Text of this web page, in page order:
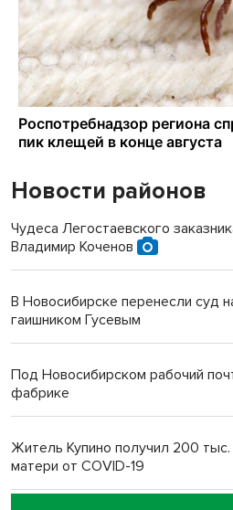
Новости районов
Чудеса Легостаевского
Владимир Коченов
В Новосибирске перенесли суд
гаишником Гусевым
Под Новосибирском рабочий
фабрике
Житель Купино получил 200
матери от COVID-19